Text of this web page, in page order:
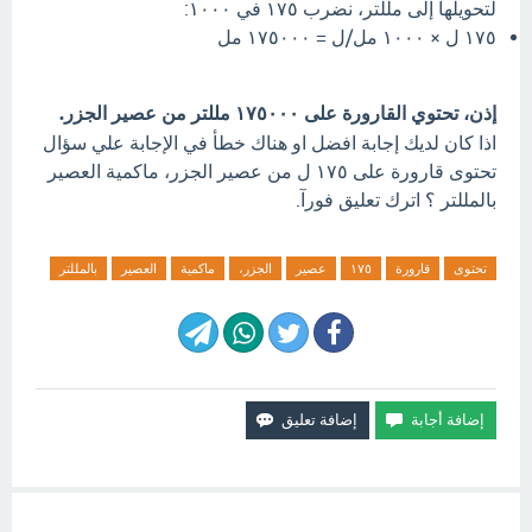
لتحويلها إلى مللتر، نضرب ١٧٥ في ١٠٠٠:
١٧٥ ل × ١٠٠٠ مل/ل = ١٧٥٠٠٠ مل
إذن، تحتوي القارورة على ١٧٥٠٠٠ مللتر من عصير الجزر.
اذا كان لديك إجابة افضل او هناك خطأ في الإجابة علي سؤال
تحتوى قارورة على ١٧٥ ل من عصير الجزر، ماكمية العصير
بالمللتر ؟ اترك تعليق فورآ.
تحتوى قارورة ١٧٥ عصير الجزر، ماكمية العصير بالمللتر